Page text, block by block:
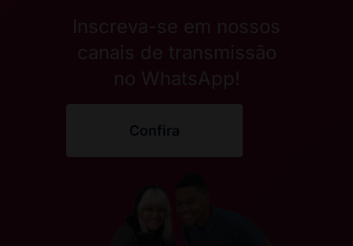
Inscreva-se em nossos
canais de transmissão
no WhatsApp!
Confira